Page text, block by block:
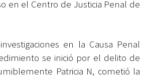
en el Centro de Justicia Penal de
en la Causa Penal
se inició por el delito de
Patricia N, cometió la